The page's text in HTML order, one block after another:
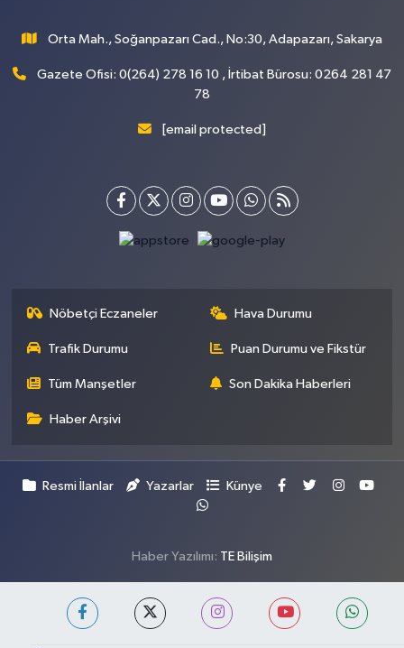
Orta Mah., Soğanpazarı Cad., No:30, Adapazarı, Sakarya
Gazete Ofisi: 0(264) 278 16 10 , İrtibat Bürosu: 0264 281 47
78
[email protected]
Nöbetçi Eczaneler Hava Durumu
Trafik Durumu Puan Durumu ve Fikstür
Tüm Manşetler Son Dakika Haberleri
Haber Arşivi
Resmi İlanlar Yazarlar Künye
Haber Yazılımı: TE Bilişim